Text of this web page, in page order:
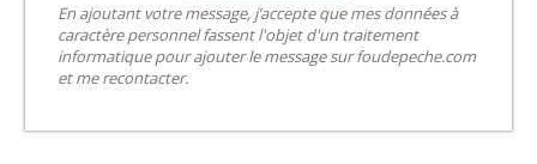
En ajoutant votre message, j’accepte que mes données à
caractère personnel fassent l'objet d'un traitement
informatique pour ajouter le message sur foudepeche.com
et me recontacter.